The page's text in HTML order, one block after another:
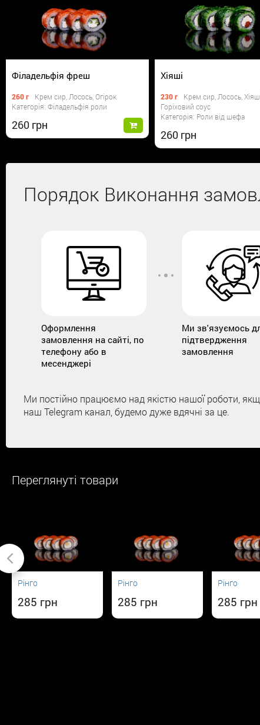
Філадельфія фреш
260 г
Крем сир, Лосось, Огірок
Категорія: Філадельфія роли
260
Хіяші
230 г
Крем сир, Лосось,
Горіховий соус
Категорія: Роли від шефа
260
Порядок Виконання
Оформлення
замовлення на сайті, по
телефону або в
месенджері
Ми зв'язуємось
підтвердження
замовлення
Ми постійно працюємо над якістю нашої роботи,
наш Telegram канал, будемо дуже вдячні за це.
Переглянуті товари
Рінго
285
Рінго
285
Рінго
285